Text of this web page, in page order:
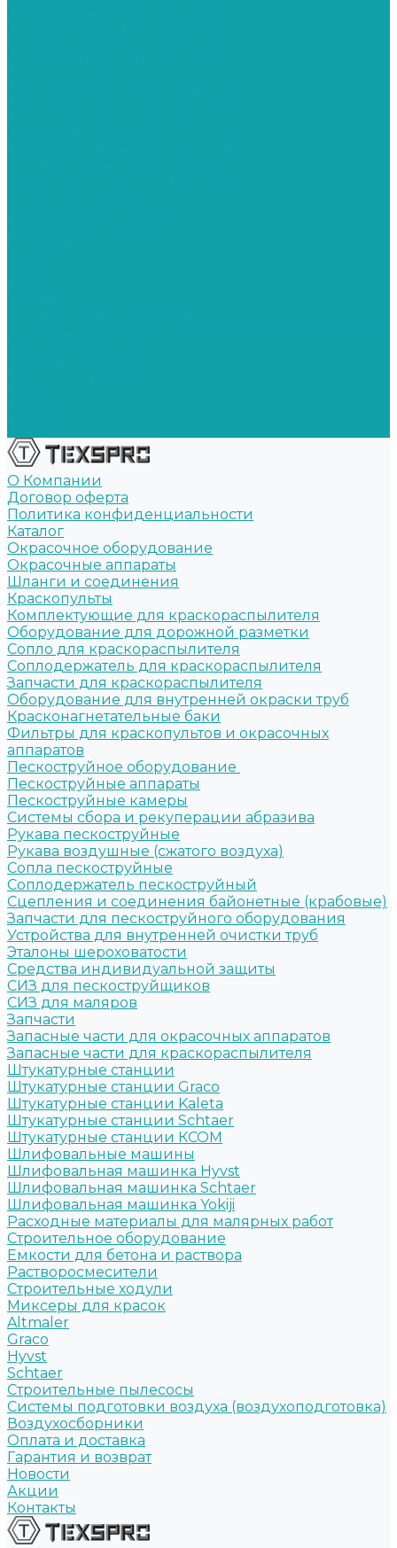
О Компании
Договор оферта
Политика конфиденциальности
Каталог
Окрасочное оборудование
Окрасочные аппараты
Шланги и соединения
Краскопульты
Комплектующие для краскораспылителя
Оборудование для дорожной разметки
Сопло для краскораспылителя
Соплодержатель для краскораспылителя
Запчасти для краскораспылителя
Оборудование для внутренней окраски труб
Красконагнетательные баки
Фильтры для краскопультов и окрасочных
аппаратов
Пескоструйное оборудование
Пескоструйные аппараты
Пескоструйные камеры
Системы сбора и рекуперации абразива
Рукава пескоструйные
Рукава воздушные (сжатого воздуха)
Сопла пескоструйные
Соплодержатель пескоструйный
Сцепления и соединения байонетные (крабовые)
Запчасти для пескоструйного оборудования
Устройства для внутренней очистки труб
Эталоны шероховатости
Средства индивидуальной защиты
СИЗ для пескоструйщиков
СИЗ для маляров
Запчасти
Запасные части для окрасочных аппаратов
Запасные части для краскораспылителя
Штукатурные станции
Штукатурные станции Graco
Штукатурные станции Kaleta
Штукатурные станции Schtaer
Штукатурные станции КСОМ
Шлифовальные машины
Шлифовальная машинка Hyvst
Шлифовальная машинка Schtaer
Шлифовальная машинка Yokiji
Расходные материалы для малярных работ
Строительное оборудование
Емкости для бетона и раствора
Растворосмесители
Строительные ходули
Миксеры для красок
Altmaler
Graco
Hyvst
Schtaer
Строительные пылесосы
Системы подготовки воздуха (воздухоподготовка)
Воздухосборники
Оплата и доставка
Гарантия и возврат
Новости
Акции
Контакты